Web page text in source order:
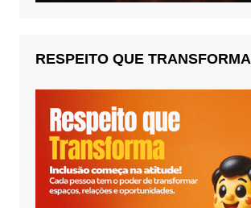
RESPEITO QUE TRANSFORMA